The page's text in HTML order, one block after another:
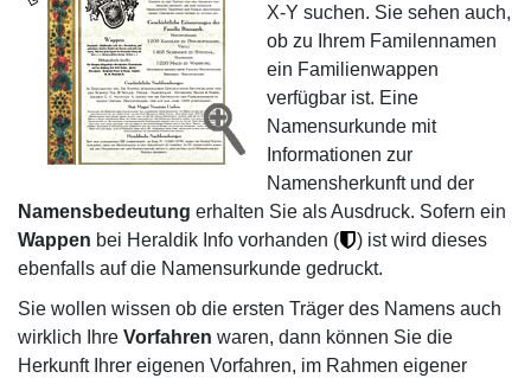
X-Y suchen. Sie sehen auch,
ob zu Ihrem Familennamen
ein Familienwappen
verfügbar ist. Eine
Namensurkunde mit
Informationen zur
Namensherkunft und der
Namensbedeutung erhalten Sie als Ausdruck. Sofern ein
Wappen bei Heraldik Info vorhanden (
) ist wird dieses
ebenfalls auf die Namensurkunde gedruckt.
Sie wollen wissen ob die ersten Träger des Namens auch
wirklich Ihre Vorfahren waren, dann können Sie die
Herkunft Ihrer eigenen Vorfahren, im Rahmen eigener